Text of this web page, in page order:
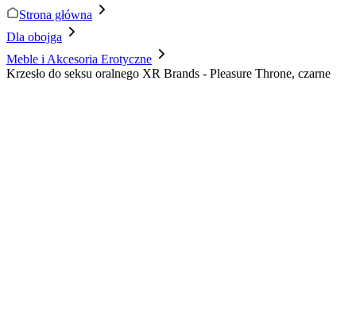
Strona główna
Dla obojga
Meble i Akcesoria Erotyczne
Krzesło do seksu oralnego XR Brands - Pleasure Throne, czarne